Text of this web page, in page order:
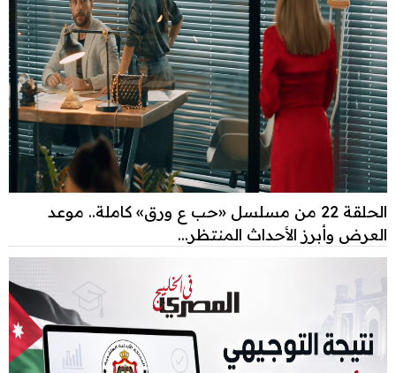
الحلقة 22 من مسلسل «حب ع ورق» كاملة.. موعد
العرض وأبرز الأحداث المنتظر...